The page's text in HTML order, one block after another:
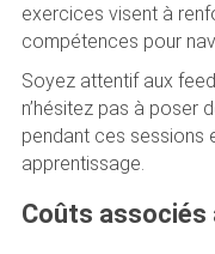
exercices visent à
compétences pour
Soyez attentif aux
n’hésitez pas à poser
pendant ces sessions
apprentissage.
Coûts associés